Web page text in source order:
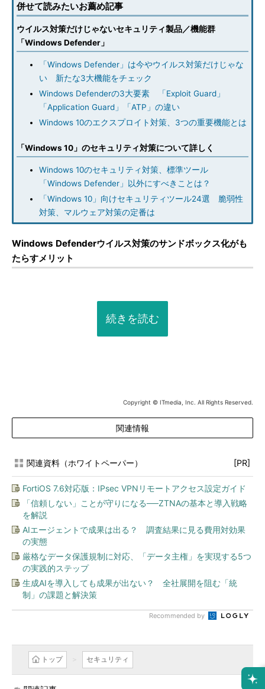
併せて読みたいお薦め記事
ウイルス対策だけじゃないセキュリティ製品／機能群
「Windows Defender」
「Windows Defender」は今やウイルス対策だけじゃな
い 新たな3大機能をチェック
Windows Defenderの3大要素 「Exploit Guard」
「Application Guard」「ATP」の違い
Windows 10のエクスプロイト対策、3つの重要機能とは
「Windows 10」のセキュリティ対策について詳しく
Windows 10のセキュリティ対策、標準ツール
「Windows Defender」以外にすべきことは？
「Windows 10」向けセキュリティツール24選 脆弱性
対策、マルウェア対策の定番は
Windows Defenderウイルス対策のサンドボックス化がも
たらすメリット
続きを読む
Copyright © ITmedia, Inc. All Rights Reserved.
関連情報
関連資料（ホワイトペーパー） [PR]
FortiOS 7.6対応版：IPsec VPNリモートアクセス設定ガイド
「信頼しない」ことが守りになる──ZTNAの基本と導入戦略
を解説
AIエージェントで成果は出る？ 調査結果に見る費用対効果
の実態
厳格なデータ保護規制に対応、「データ主権」を実現する5つ
の実践的ステップ
生成AIを導入しても成果が出ない？ 全社展開を阻む「統
制」の課題と解決策
Recommended by
トップ セキュリティ